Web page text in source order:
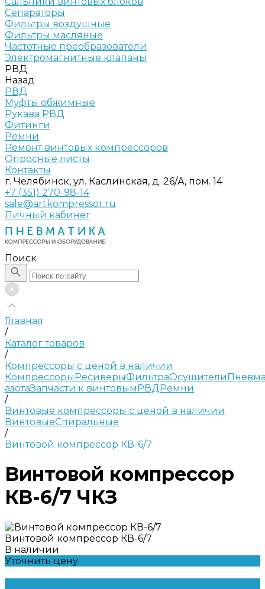
Сепараторы
Фильтры воздушные
Фильтры масляные
Частотные преобразователи
Электромагнитные клапаны
РВД
Назад
РВД
Муфты обжимные
Рукава РВД
Фитинги
Ремни
Ремонт винтовых компрессоров
Опросные листы
Контакты
г. Челябинск, ул. Каслинская, д. 26/А, пом. 14
+7 (351) 270-98-14
sale@artkompressor.ru
Личный кабинет
Поиск
Главная
/
Каталог товаров
/
Компрессоры с ценой в наличии
КомпрессорыРесиверыФильтраОсушители
азотаЗапчасти к винтовымРВДРемни
/
Винтовые компрессоры с ценой в наличии
ВинтовыеСпиральные
/
Винтовой компрессор КВ-6/7
Винтовой компрессор
КВ-6/7 ЧКЗ
Винтовой компрессор КВ-6/7
В наличии
Уточнить цену